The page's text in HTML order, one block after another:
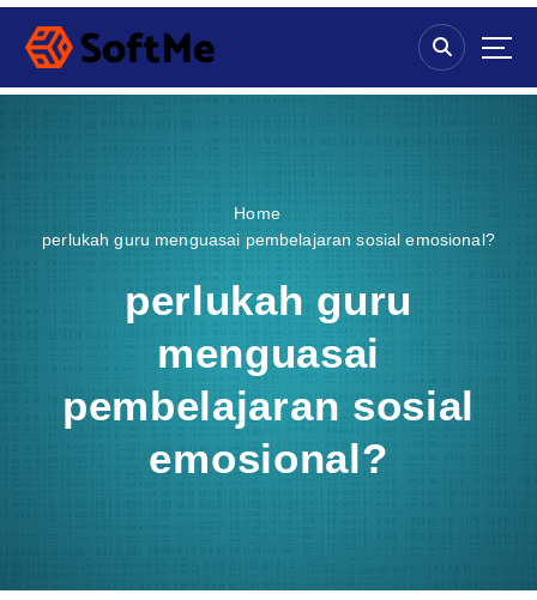
S
p
Home
perlukah guru menguasai pembelajaran sosial emosional?
perlukah guru
menguasai
pembelajaran sosial
emosional?